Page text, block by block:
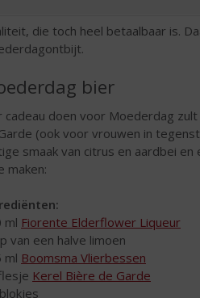
die toch heel betaalbaar is.
bier
cadeau doen voor Moederdag
(ook voor vrouwen in
smaak van citrus en aardbei
maken:
ml Fiorente Elderflower Liqueur
van een halve limoen
ml Boomsma Vlierbessen
Kerel Bière de Garde